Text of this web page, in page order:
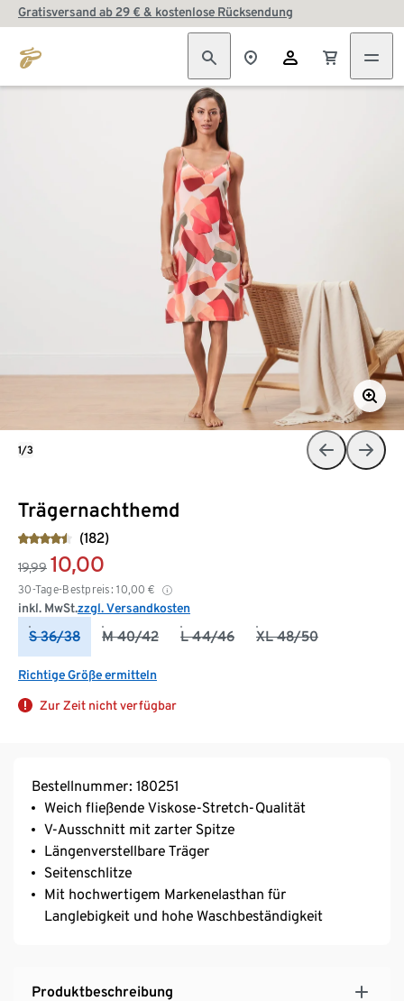
Gratisversand ab 29 € & kostenlose Rücksendung
Trägernachthemd
(182)
19,99 10,00
30-Tage-Bestpreis: 10,00 €
inkl. MwSt.zzgl. Versandkosten
S 36/38 M 40/42 L 44/46 XL 48/50
Richtige Größe ermitteln
Zur Zeit nicht verfügbar
1/3
Bestellnummer: 180251
Weich fließende Viskose-Stretch-Qualität
V-Ausschnitt mit zarter Spitze
Längenverstellbare Träger
Seitenschlitze
Mit hochwertigem Markenelasthan für
Langlebigkeit und hohe Waschbeständigkeit
Produktbeschreibung